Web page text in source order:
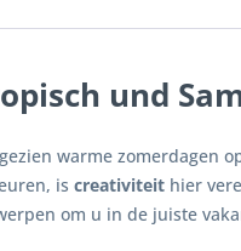
und
warme zomerdagen
is creativiteit hier
om u in de juiste